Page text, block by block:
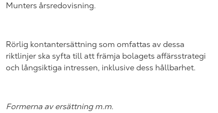
Munters årsredovisning.
Rörlig kontantersättning som omfattas av dessa
riktlinjer ska syfta till att främja bolagets affärsstrategi
och långsiktiga intressen, inklusive dess hållbarhet.
Formerna av ersättning m.m.